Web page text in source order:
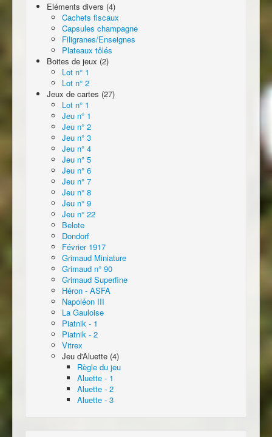
Eléments divers (4)
Cachets fiscaux
Capsules champagne
Filigranes/Enseignes
Plateaux tôlés
Boites de jeux (2)
Lot n° 1
Lot n° 2
Jeux de cartes (27)
Lot n° 1
Jeu n° 1
Jeu n° 2
Jeu n° 3
Jeu n° 4
Jeu n° 5
Jeu n° 6
Jeu n° 7
Jeu n° 8
Jeu n° 9
Jeu n° 22
Belote
Dondorf
Février 1917
Grimaud Miniature
Grimaud n° 90
Grimaud Superfine
Héron - ASFA
Napoléon III
La Gauloise
Piatnik - 1
Piatnik - 2
Vitrex
Jeu d'Aluette (4)
Règle du jeu
Aluette - 1
Aluette - 2
Aluette - 3